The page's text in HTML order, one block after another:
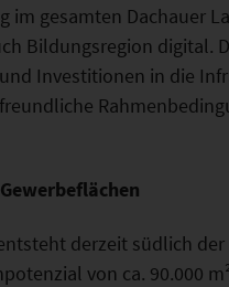
im gesamten Dachauer
Bildungsregion digital.
Investitionen in die
derzeit südlich
von ca. 90.000